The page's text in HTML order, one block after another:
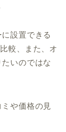
設置できる
較、また、オ
いのではな
や価格の見